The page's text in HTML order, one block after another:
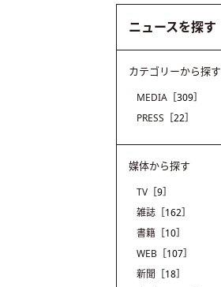
ニュースを探す
カテゴリーから探す
MEDIA ［309］
PRESS ［22］
媒体から探す
TV ［9］
雑誌 ［162］
書籍 ［10］
WEB ［107］
新聞 ［18］